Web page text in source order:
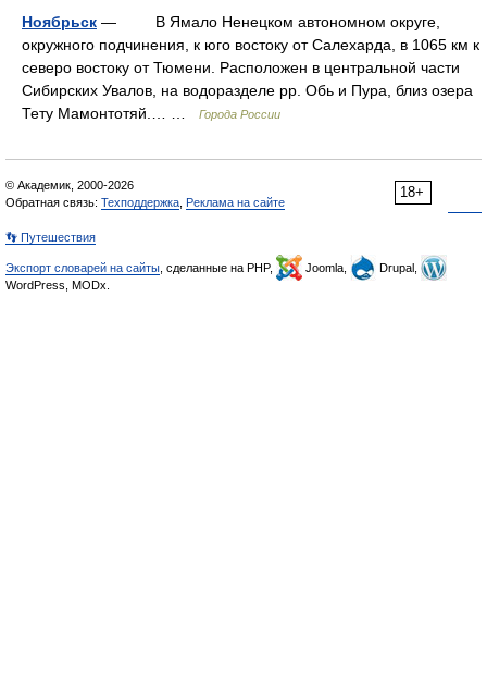
Ноябрьск — В Ямало Ненецком автономном округе,
окружного подчинения, к юго востоку от Салехарда, в 1065 км к
северо востоку от Тюмени. Расположен в центральной части
Сибирских Увалов, на водоразделе рр. Обь и Пура, близ озера
Тету Мамонтотяй.… …
Города России
18+
© Академик, 2000-2026
Обратная связь: Техподдержка Реклама на сайте
👣 Путешествия
Экспорт словарей на сайты , сделанные на PHP, Joomla,
Drupal,
WordPress, MODx.